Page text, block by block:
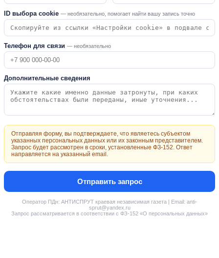
ID выбора cookie — необязательно, помогает найти вашу запись точно
Телефон для связи — необязательно
Дополнительные сведения
Отправляя форму, вы подтверждаете, что являетесь субъектом
указанных персональных данных или их законным представителем.
Запрос будет рассмотрен в сроки, установленные ФЗ-152. Ответ
направляется на указанный email.
Отправить запрос
Оператор ПДн: АНТИСПРУТ краевая независимая газета | Email: anti-
sprut@yandex.ru
Запрос рассматривается в соответствии с ФЗ-152 «О персональных данных»